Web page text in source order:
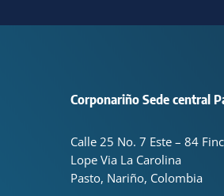
Corponariño Sede central
Calle 25 No. 7 Este – 84
Lope Via La Carolina
Pasto, Nariño, Colombia